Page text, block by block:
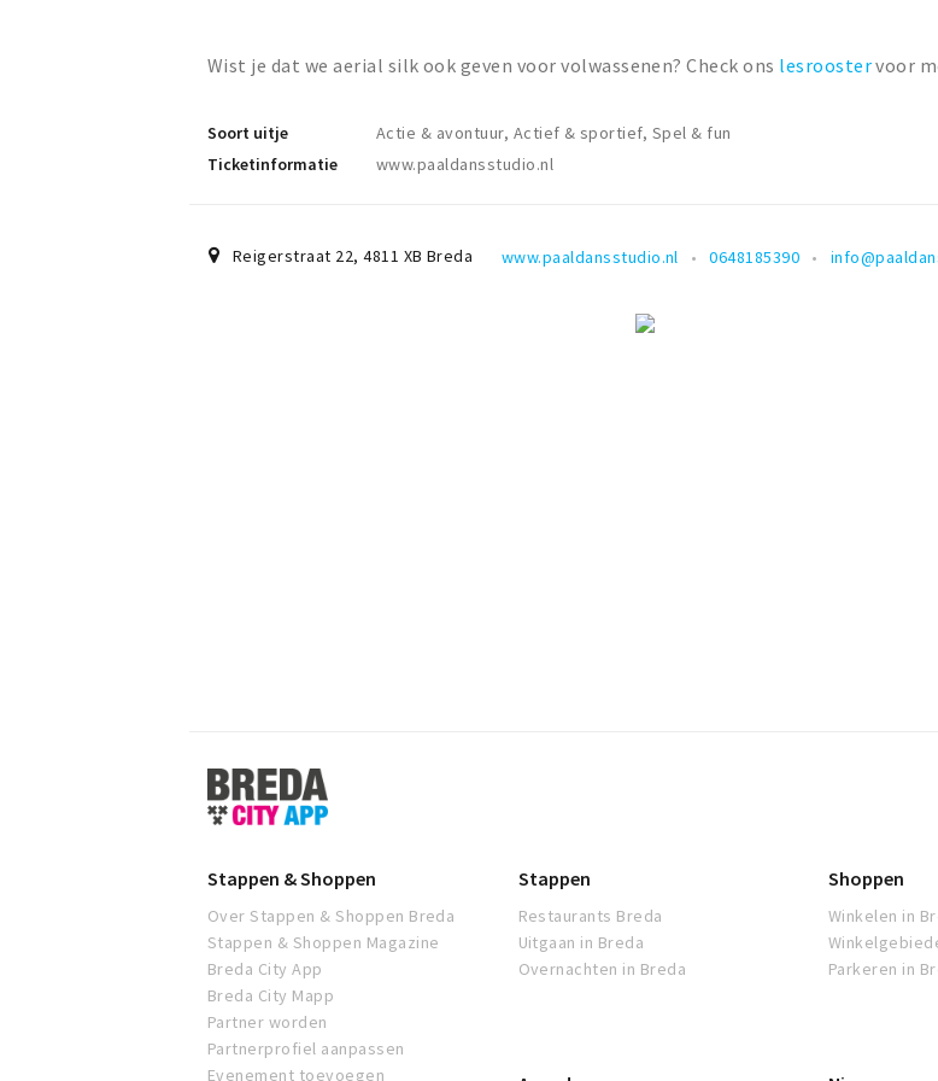
Wist je dat we aerial silk ook geven voor volwassenen? Check ons lesroostervoor
Soort uitje
Actie & avontuur, Actief & sportief, Spel & fun
Ticketinformatie
www.paaldansstudio.nl
Reigerstraat 22,4811 XB Breda www.paaldansstudio.nl 0648185390
Stappen
&
Shoppen
Stappen & Shoppen
Over Stappen & Shoppen Breda
Stappen & Shoppen Magazine
Breda City App
Breda City Mapp
Partner worden
Partnerprofiel aanpassen
Evenement toevoegen
Stappen
Restaurants Breda
Uitgaan in Breda
Overnachten in Breda
Shoppen
Winkelen in
Parkeren in